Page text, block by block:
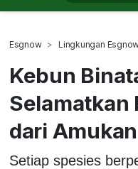
Esgnow Lingkungan
Kebun
Selamatkan
dari
Setiap spesies